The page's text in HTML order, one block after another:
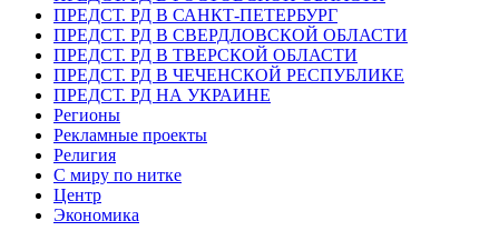
ПРЕДСТ. РД В САНКТ-ПЕТЕРБУРГ
ПРЕДСТ. РД В СВЕРДЛОВСКОЙ ОБЛАСТИ
ПРЕДСТ. РД В ТВЕРСКОЙ ОБЛАСТИ
ПРЕДСТ. РД В ЧЕЧЕНСКОЙ РЕСПУБЛИКЕ
ПРЕДСТ. РД НА УКРАИНЕ
Регионы
Рекламные проекты
Религия
С миру по нитке
Центр
Экономика